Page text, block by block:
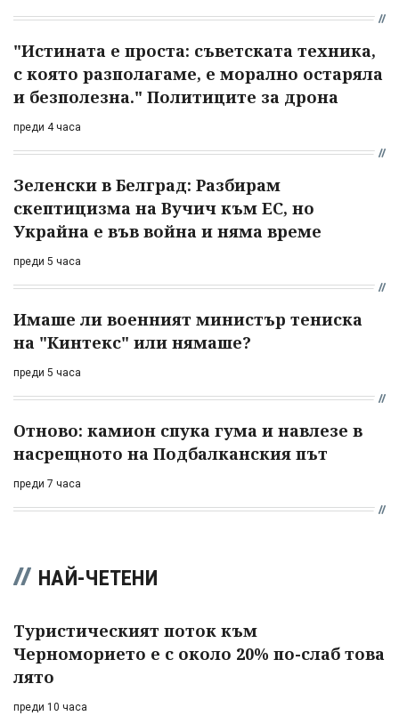
"Истината е проста: съветската техника,
с която разполагаме, е морално остаряла
и безполезна." Политиците за дрона
преди 4 часа
Зеленски в Белград: Разбирам
скептицизма на Вучич към ЕС, но
Украйна е във война и няма време
преди 5 часа
Имаше ли военният министър тениска
на "Кинтекс" или нямаше?
преди 5 часа
Отново: камион спука гума и навлезе в
насрещното на Подбалканския път
преди 7 часа
НАЙ-ЧЕТЕНИ
Туристическият поток към
Черноморието е с около 20% по-слаб това
лято
преди 10 часа